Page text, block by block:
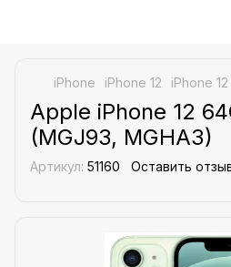
iPhone iPhone 12 iPhone
Apple iPhone 12
(MGJ93, MGHA3)
Артикул: 51160 Оставить